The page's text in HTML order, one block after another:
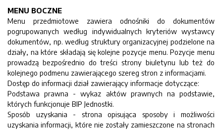
MENU BOCZNE
Menu przedmiotowe zawiera odnośniki do dokumentów
pogrupowanych według indywidualnych kryteriów wystawcy
dokumentów, np. według struktury organizacyjnej podzielone na
działy, na które składają się kolejne pozycje menu. Pozycje menu
prowadzą bezpośrednio do treści strony biuletynu lub też do
kolejnego podmenu zawierającego szereg stron z informacjami.
Dostęp do informacji dział zawierający informacje dotyczące:
Podstawa prawna - wykaz aktów prawnych na podstawie,
których funkcjonuje BIP Jednostki.
Sposób uzyskania - strona opisująca sposoby i możliwości
uzyskania informacji, które nie zostały zamieszczone na stronach